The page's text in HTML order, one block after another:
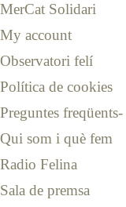
MerCat Solidari
My account
Observatori felí
Política de cookies
Preguntes freqüents-
Qui som i què fem
Radio Felina
Sala de premsa